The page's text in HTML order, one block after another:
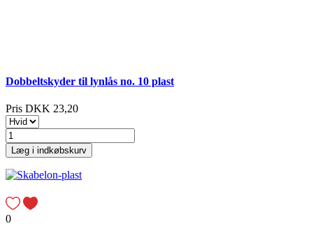
Dobbeltskyder til lynlås no. 10 plast
Pris DKK 23,20
Læg i indkøbskurv
0